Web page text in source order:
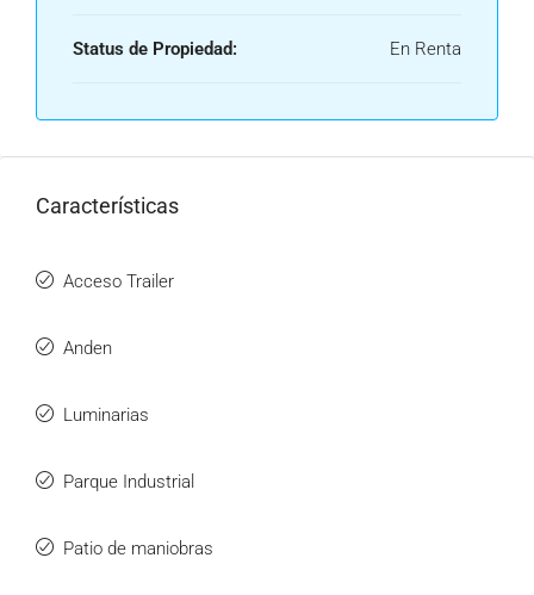
Status de Propiedad: En Renta
Características
Acceso Trailer
Anden
Luminarias
Parque Industrial
Patio de maniobras